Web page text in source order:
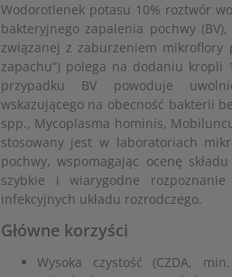
Wodorotlenek potasu 10% roztwór
bakteryjnego zapalenia pochwy
związanej z zaburzeniem mikroflory
zapachu”) polega na dodaniu
przypadku BV powoduje
wskazującego na obecność bakterii
spp., Mycoplasma hominis,
stosowany jest w laboratoriach
pochwy, wspomagając ocenę
szybkie i wiarygodne
infekcyjnych układu rozrodczego.
Główne korzyści
Wysoka czystość (CZDA,